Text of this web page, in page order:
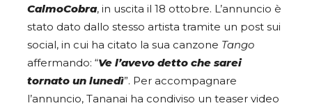
CalmoCobra, in uscita il 18 ottobre. L’annuncio è
stato dato dallo stesso artista tramite un post sui
social, in cui ha citato la sua canzone Tango
affermando: “Ve l’avevo detto che sarei
tornato un lunedì”. Per accompagnare
l’annuncio, Tananai ha condiviso un teaser video